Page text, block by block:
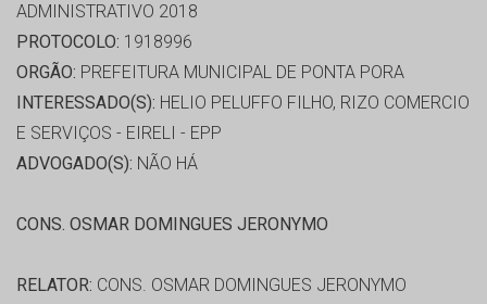
ADMINISTRATIVO 2018
PROTOCOLO: 1918996
ORGÃO: PREFEITURA MUNICIPAL DE PONTA PORA
INTERESSADO(S): HELIO PELUFFO FILHO, RIZO COMERCIO
E SERVIÇOS - EIRELI - EPP
ADVOGADO(S): NÃO HÁ
CONS. OSMAR DOMINGUES JERONYMO
RELATOR: CONS. OSMAR DOMINGUES JERONYMO